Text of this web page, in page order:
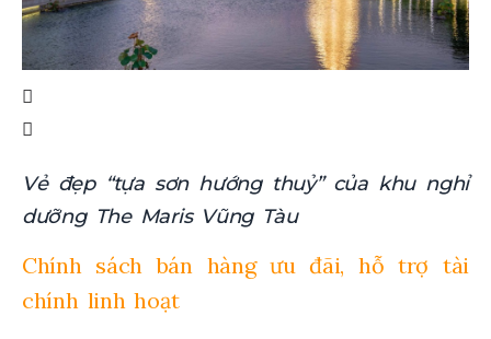
Vẻ đẹp “tựa sơn hướng thuỷ” của khu nghỉ
dưỡng The Maris Vũng Tàu
Chính sách bán hàng ưu đãi, hỗ trợ tài
chính linh hoạt